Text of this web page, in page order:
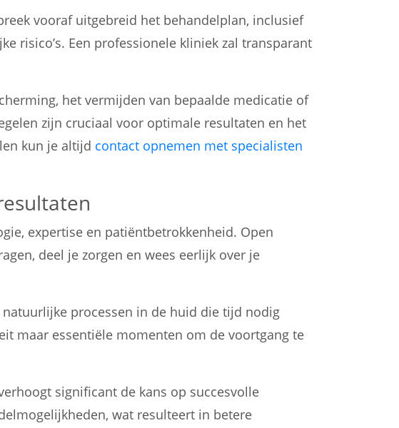
vooraf uitgebreid het behandelplan, inclusief
risico’s. Een professionele kliniek zal transparant
het vermijden van bepaalde medicatie of
zijn cruciaal voor optimale resultaten en het
kun je altijd contact opnemen met specialisten
expertise en patiëntbetrokkenheid. Open
deel je zorgen en wees eerlijk over je
processen in de huid die tijd nodig
maar essentiële momenten om de voortgang te
significant de kans op succesvolle
wat resulteert in betere